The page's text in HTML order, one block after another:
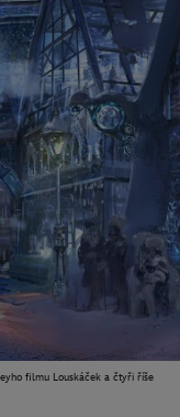
filmu Louskáček a čtyři říše